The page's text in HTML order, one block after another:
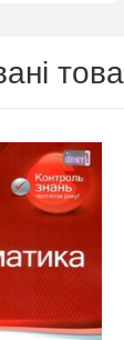
Кожна
за номером
win_bmw